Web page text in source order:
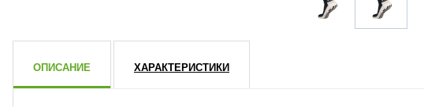
ОПИСАНИЕ ХАРАКТЕРИСТИКИ